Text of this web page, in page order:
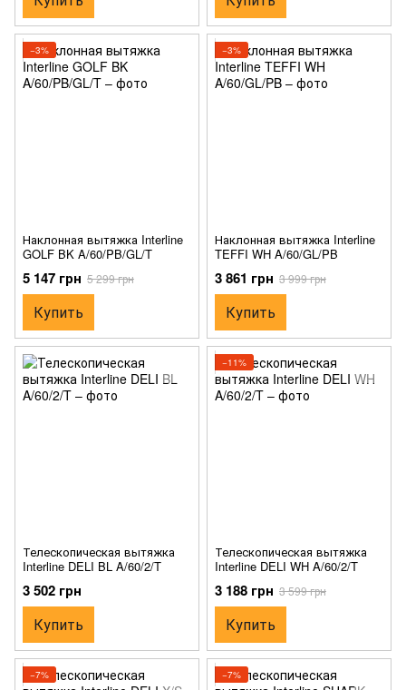
−3%
Наклонная вытяжка Interline
GOLF BK A/60/PB/GL/T
5 147 грн 5 299 грн
Купить
−3%
Наклонная вытяжка Interline
TEFFI WH A/60/GL/PB
3 861 грн 3 999 грн
Купить
Телескопическая вытяжка
Interline DELI BL A/60/2/T
3 502 грн
Купить
−11%
Телескопическая вытяжка
Interline DELI WH A/60/2/T
3 188 грн 3 599 грн
Купить
−7% −7%